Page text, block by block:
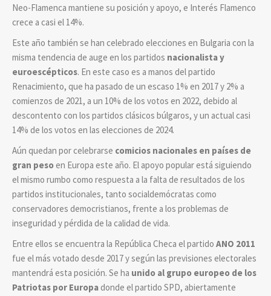
Neo-Flamenca mantiene su posición y apoyo, e Interés Flamenco
crece a casi el 14%.
Este año también se han celebrado elecciones en Bulgaria con la
misma tendencia de auge en los partidos nacionalista y
euroescépticos. En este caso es a manos del partido
Renacimiento, que ha pasado de un escaso 1% en 2017 y 2% a
comienzos de 2021, a un 10% de los votos en 2022, debido al
descontento con los partidos clásicos búlgaros, y un actual casi
14% de los votos en las elecciones de 2024.
Aún quedan por celebrarse comicios nacionales en países de
gran pesoen Europa este año. El apoyo popular está siguiendo
el mismo rumbo como respuesta a la falta de resultados de los
partidos institucionales, tanto socialdemócratas como
conservadores democristianos, frente a los problemas de
inseguridad y pérdida de la calidad de vida.
Entre ellos se encuentra la República Checa el partido ANO 2011
fue el más votado desde 2017 y según las previsiones electorales
mantendrá esta posición. Se ha unido al grupo europeo de los
Patriotas por Europadonde el partido SPD, abiertamente